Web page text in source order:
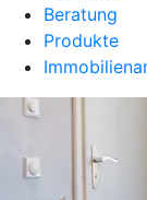
Beratung
Produkte